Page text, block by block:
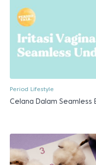
Period Lifestyle
Celana Dalam Seamless